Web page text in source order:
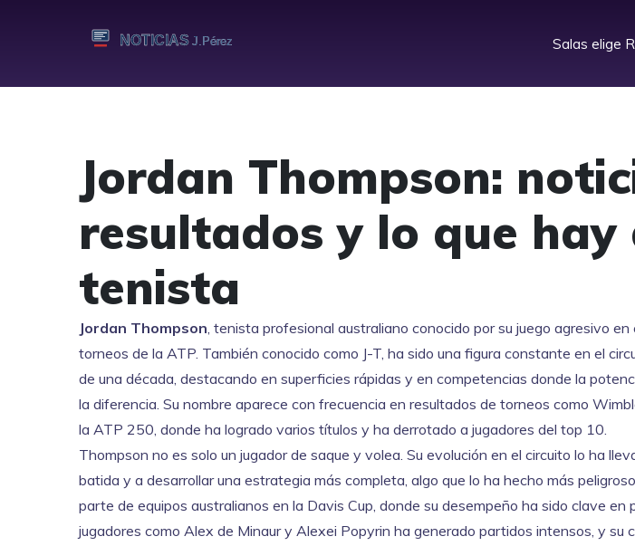
Salas elige
Jordan Thompson:
resultados y lo que hay
tenista
Jordan Thompson, tenista profesional australiano conocido por su juego agresivo
torneos de la ATP. También conocido como J-T, ha sido una figura constante en el
de una década, destacando en superficies rápidas y en competencias donde la
la diferencia. Su nombre aparece con frecuencia en resultados de torneos como
la ATP 250, donde ha logrado varios títulos y ha derrotado a jugadores del top 10.
Thompson no es solo un jugador de saque y volea. Su evolución en el circuito lo ha
batida y a desarrollar una estrategia más completa, algo que lo ha hecho más
parte de equipos australianos en la Davis Cup, donde su desempeño ha sido clave en
jugadores como Alex de Minaur y Alexei Popyrin ha generado partidos intensos, y su